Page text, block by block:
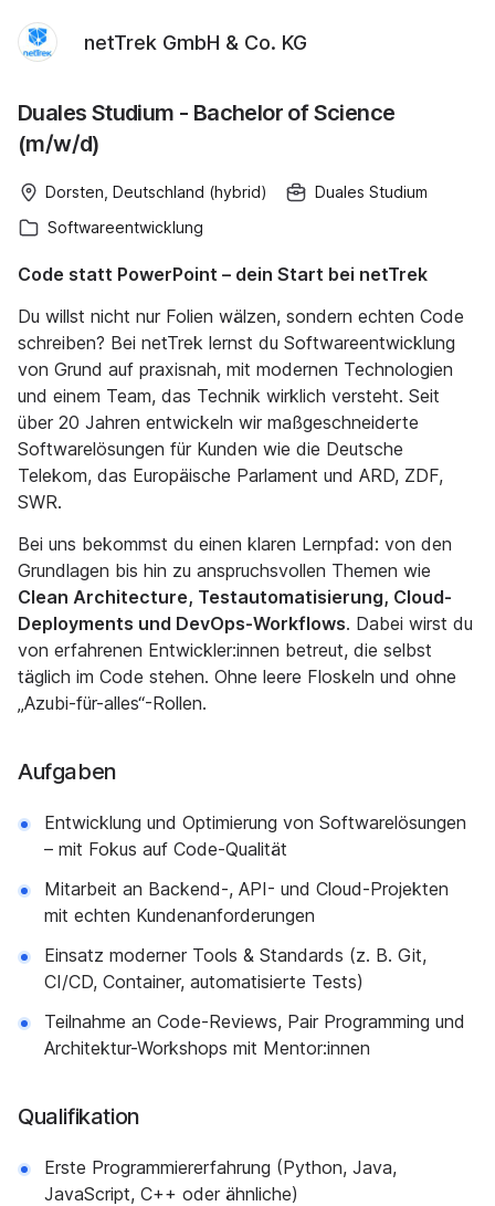
netTrek GmbH & Co. KG
Duales Studium - Bachelor of Science
(m/w/d)
Dorsten, Deutschland (hybrid)
Duales Studium
Softwareentwicklung
Code statt PowerPoint – dein Start bei netTrek
Du willst nicht nur Folien wälzen, sondern echten Code
schreiben? Bei netTrek lernst du Softwareentwicklung
von Grund auf praxisnah, mit modernen Technologien
und einem Team, das Technik wirklich versteht. Seit
über 20 Jahren entwickeln wir maßgeschneiderte
Softwarelösungen für Kunden wie die Deutsche
Telekom, das Europäische Parlament und ARD, ZDF,
SWR.
Bei uns bekommst du einen klaren Lernpfad: von den
Grundlagen bis hin zu anspruchsvollen Themen wie
Clean Architecture, Testautomatisierung, Cloud-
Deployments und DevOps-Workflows. Dabei wirst du
von erfahrenen Entwickler:innen betreut, die selbst
täglich im Code stehen. Ohne leere Floskeln und ohne
„Azubi-für-alles“-Rollen.
Aufgaben
Entwicklung und Optimierung von Softwarelösungen
– mit Fokus auf Code-Qualität
Mitarbeit an Backend-, API- und Cloud-Projekten
mit echten Kundenanforderungen
Einsatz moderner Tools & Standards (z. B. Git,
CI/CD, Container, automatisierte Tests)
Teilnahme an Code-Reviews, Pair Programming und
Architektur-Workshops mit Mentor:innen
Qualifikation
Erste Programmiererfahrung (Python, Java,
JavaScript, C++ oder ähnliche)